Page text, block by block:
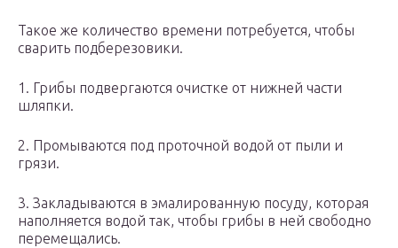
Такое же количество времени потребуется, чтобы
сварить подберезовики.
1. Грибы подвергаются очистке от нижней части
шляпки.
2. Промываются под проточной водой от пыли и
грязи.
3. Закладываются в эмалированную посуду, которая
наполняется водой так, чтобы грибы в ней свободно
перемещались.